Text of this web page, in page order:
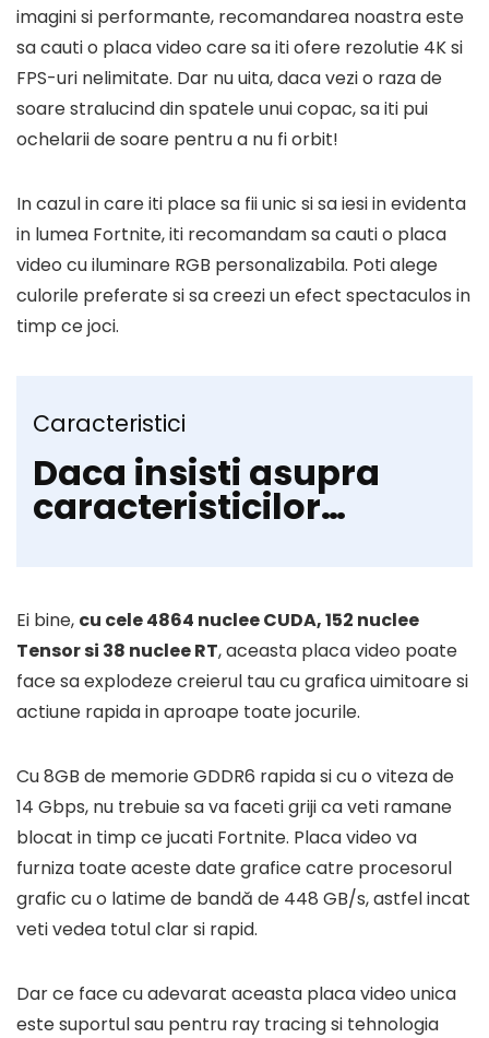
imagini si performante, recomandarea noastra este
sa cauti o placa video care sa iti ofere rezolutie 4K si
FPS-uri nelimitate. Dar nu uita, daca vezi o raza de
soare stralucind din spatele unui copac, sa iti pui
ochelarii de soare pentru a nu fi orbit!
In cazul in care iti place sa fii unic si sa iesi in evidenta
in lumea Fortnite, iti recomandam sa cauti o placa
video cu iluminare RGB personalizabila. Poti alege
culorile preferate si sa creezi un efect spectaculos in
timp ce joci.
Caracteristici
Daca insisti asupra
caracteristicilor…
Ei bine, cu cele 4864 nuclee CUDA, 152 nuclee
Tensor si 38 nuclee RT, aceasta placa video poate
face sa explodeze creierul tau cu grafica uimitoare si
actiune rapida in aproape toate jocurile.
Cu 8GB de memorie GDDR6 rapida si cu o viteza de
14 Gbps, nu trebuie sa va faceti griji ca veti ramane
blocat in timp ce jucati Fortnite. Placa video va
furniza toate aceste date grafice catre procesorul
grafic cu o latime de bandă de 448 GB/s, astfel incat
veti vedea totul clar si rapid.
Dar ce face cu adevarat aceasta placa video unica
este suportul sau pentru ray tracing si tehnologia